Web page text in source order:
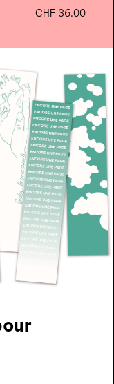
CHF 36.00